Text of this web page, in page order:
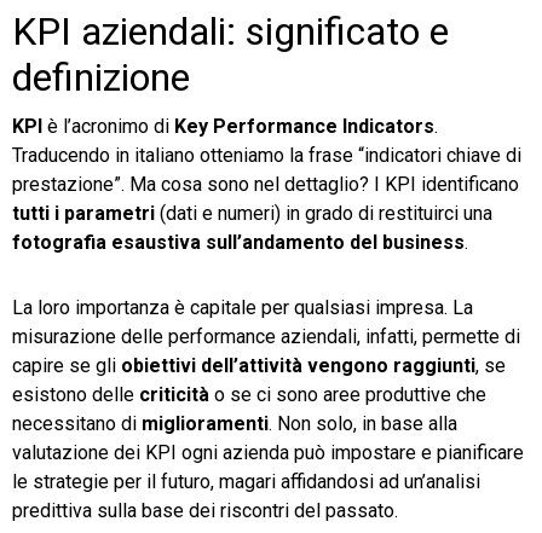
KPI aziendali: significato e
definizione
KPI è l’acronimo di Key Performance Indicators.
Traducendo in italiano otteniamo la frase “indicatori chiave di
prestazione”. Ma cosa sono nel dettaglio? I KPI identificano
tutti i parametri (dati e numeri) in grado di restituirci una
fotografia esaustiva sull’andamento del business.
La loro importanza è capitale per qualsiasi impresa. La
misurazione delle performance aziendali, infatti, permette di
capire se gli obiettivi dell’attività vengono raggiunti, se
esistono delle criticità o se ci sono aree produttive che
necessitano di miglioramenti. Non solo, in base alla
valutazione dei KPI ogni azienda può impostare e pianificare
le strategie per il futuro, magari affidandosi ad un’analisi
predittiva sulla base dei riscontri del passato.